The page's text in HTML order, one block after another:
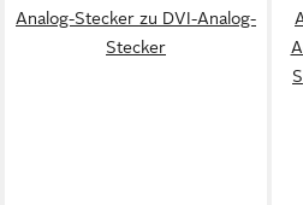
Analog-Stecker zu DVI-Analog-
Stecker